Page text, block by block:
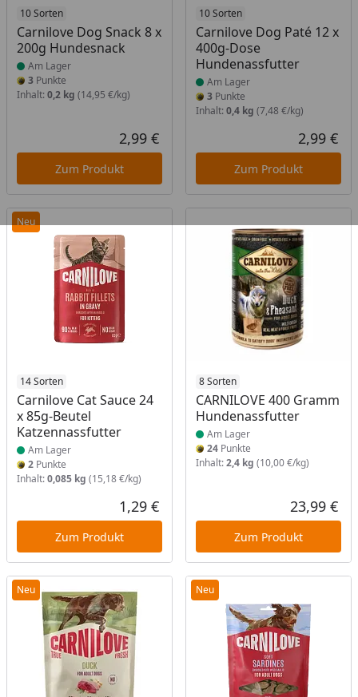
10 Sorten
Carnilove Dog Snack 8 x
200g Hundesnack
Produkt am Lager
Am Lager
3 Punkte
Inhalt: 0,2 kg (14,95 €/kg)
Aktueller Preis
2,99 €
Zum Produkt
10 Sorten
Carnilove Dog Paté 12 x
400g-Dose
Hundenassfutter
Produkt am Lager
Am Lager
3Punkte
Inhalt: 0,4 kg (7,48 €/kg)
2,99 €
Zum Produkt
Neu
14 Sorten
Carnilove Cat Sauce 24
x 85g-Beutel
Katzennassfutter
Produkt am Lager
Am Lager
2 Punkte
Inhalt:0,085 kg (15,18 €/kg)
Aktueller Preis
1,29 €
Zum Produkt
8 Sorten
CARNILOVE 400 Gramm
Hundenassfutter
Produkt am Lager
Am Lager
24Punkte
Inhalt:2,4 kg (10,00 €/kg)
23,99 €
Zum Produkt
Neu Neu